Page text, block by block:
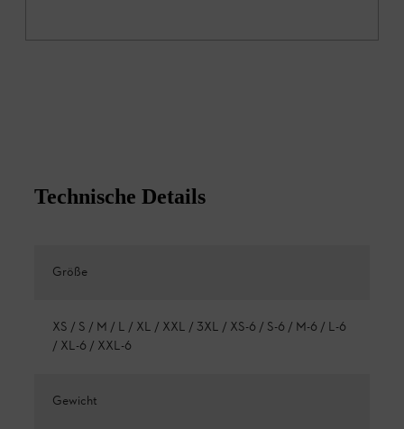
Technische Details
Größe
XS / S / M / L / XL / XXL / 3XL / XS-6 / S-6 / M-6 / L-6
/ XL-6 / XXL-6
Gewicht